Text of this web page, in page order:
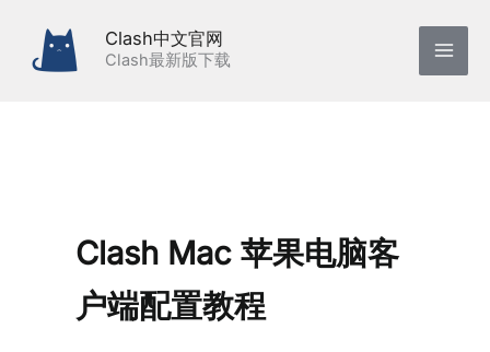
Clash中文官网
Clash最新版下载
Clash Mac 苹果电脑客
户端配置教程